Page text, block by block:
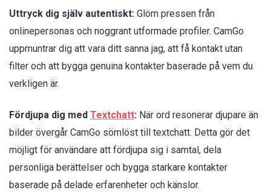
Uttryck dig själv autentiskt: Glöm pressen från
onlinepersonas och noggrant utformade profiler. CamGo
uppmuntrar dig att vara ditt sanna jag, att få kontakt utan
filter och att bygga genuina kontakter baserade på vem du
verkligen är.
Fördjupa dig med Textchatt: När ord resonerar djupare än
bilder övergår CamGo sömlöst till textchatt. Detta gör det
möjligt för användare att fördjupa sig i samtal, dela
personliga berättelser och bygga starkare kontakter
baserade på delade erfarenheter och känslor.